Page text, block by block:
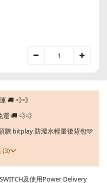
🚚 💨💨
運 🚚 💨💨
bitplay 防潑水輕量後背包🩵
(3)
及使用Power Delivery